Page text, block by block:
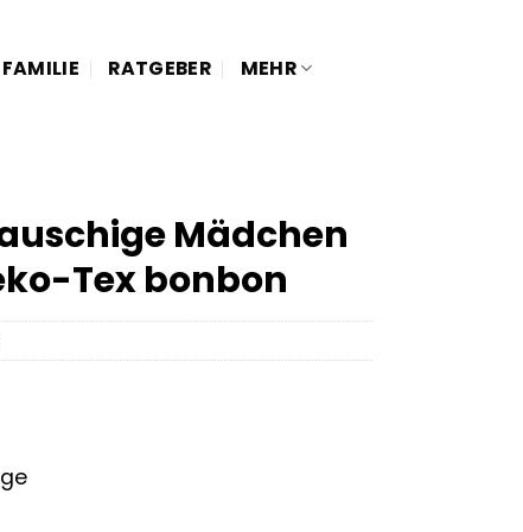
FAMILIE RATGEBER MEHR
Mädchen
Tex bonbon